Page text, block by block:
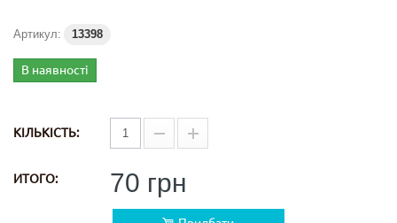
Артикул: 13398
В наявності
КІЛЬКІСТЬ:
ИТОГО: 70 грн